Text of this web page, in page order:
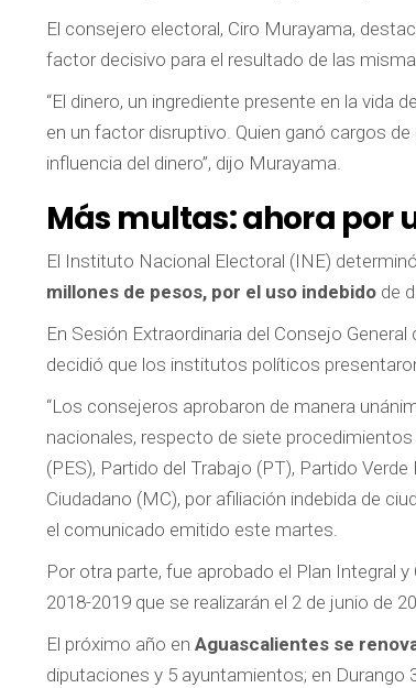
El consejero electoral, Ciro Murayama,
factor decisivo para el resultado de las
“El dinero, un ingrediente presente en la
en un factor disruptivo. Quien ganó cargos
influencia del dinero”, dijo Murayama.
Más multas: ahora por
El Instituto Nacional Electoral (INE)
millones de pesos, por el uso indebido de
En Sesión Extraordinaria del Consejo
decidió que los institutos políticos
“Los consejeros aprobaron de manera
nacionales, respecto de siete
(PES), Partido del Trabajo (PT), Partido
Ciudadano (MC), por afiliación indebida de
el comunicado emitido este martes.
Por otra parte, fue aprobado el Plan Integral
2018-2019 que se realizarán el 2 de junio de
El próximo año en Aguascalientes se
diputaciones y 5 ayuntamientos; en Durango